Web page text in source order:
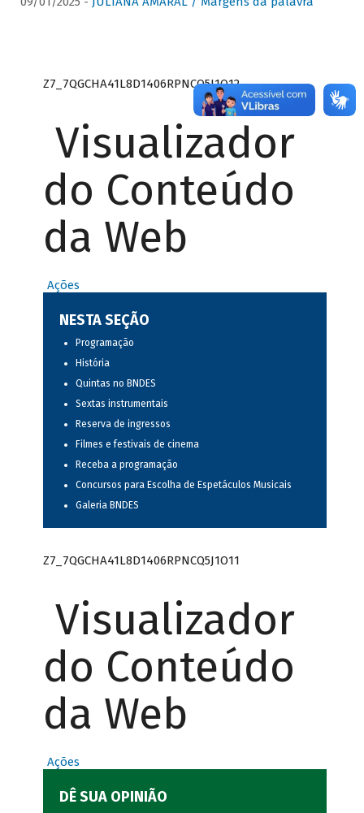
Z7_7QGCHA41L8D1406RPNCQ5J1O12
Visualizador
do Conteúdo
da Web
Ações
NESTA SEÇÃO
Programação
História
Quintas no BNDES
Sextas instrumentais
Reserva de ingressos
Filmes e festivais de cinema
Receba a programação
Concursos para Escolha de Espetáculos Musicais
Galeria BNDES
Z7_7QGCHA41L8D1406RPNCQ5J1O11
Visualizador
do Conteúdo
da Web
Ações
DÊ SUA OPINIÃO